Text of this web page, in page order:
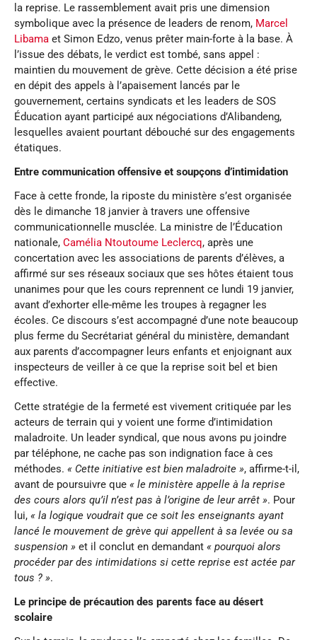
la reprise. Le rassemblement avait pris une dimension
symbolique avec la présence de leaders de renom, Marcel
Libama et Simon Edzo, venus prêter main-forte à la base. À
l’issue des débats, le verdict est tombé, sans appel :
maintien du mouvement de grève. Cette décision a été prise
en dépit des appels à l’apaisement lancés par le
gouvernement, certains syndicats et les leaders de SOS
Éducation ayant participé aux négociations d’Alibandeng,
lesquelles avaient pourtant débouché sur des engagements
étatiques.
Entre communication offensive et soupçons d’intimidation
Face à cette fronde, la riposte du ministère s’est organisée
dès le dimanche 18 janvier à travers une offensive
communicationnelle musclée. La ministre de l’Éducation
nationale, Camélia Ntoutoume Leclercq, après une
concertation avec les associations de parents d’élèves, a
affirmé sur ses réseaux sociaux que ses hôtes étaient tous
unanimes pour que les cours reprennent ce lundi 19 janvier,
avant d’exhorter elle-même les troupes à regagner les
écoles. Ce discours s’est accompagné d’une note beaucoup
plus ferme du Secrétariat général du ministère, demandant
aux parents d’accompagner leurs enfants et enjoignant aux
inspecteurs de veiller à ce que la reprise soit bel et bien
effective.
Cette stratégie de la fermeté est vivement critiquée par les
acteurs de terrain qui y voient une forme d’intimidation
maladroite. Un leader syndical, que nous avons pu joindre
par téléphone, ne cache pas son indignation face à ces
méthodes. « Cette initiative est bien maladroite », affirme-t-il,
avant de poursuivre que « le ministère appelle à la reprise
des cours alors qu’il n’est pas à l’origine de leur arrêt ». Pour
lui, « la logique voudrait que ce soit les enseignants ayant
lancé le mouvement de grève qui appellent à sa levée ou sa
suspension » et il conclut en demandant « pourquoi alors
procéder par des intimidations si cette reprise est actée par
tous ? ».
Le principe de précaution des parents face au désert
scolaire